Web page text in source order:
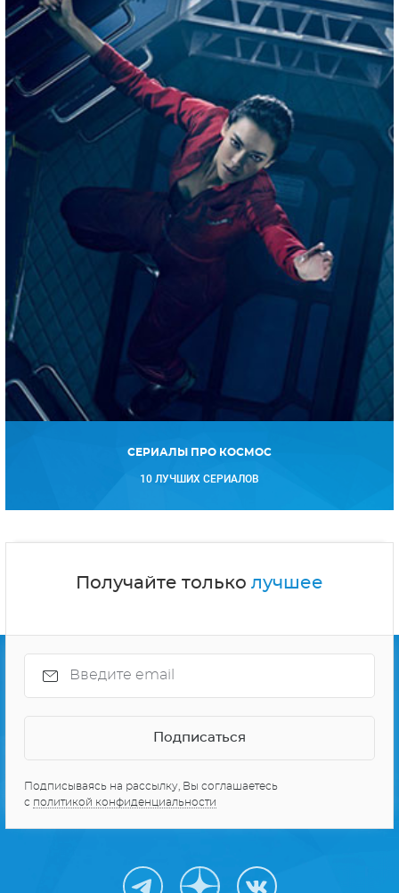
СЕРИАЛЫ ПРО КОСМОС
10 ЛУЧШИХ СЕРИАЛОВ
Получайте только лучшее
Подписываясь на рассылку, Вы соглашаетесь
с политикой конфиденциальности